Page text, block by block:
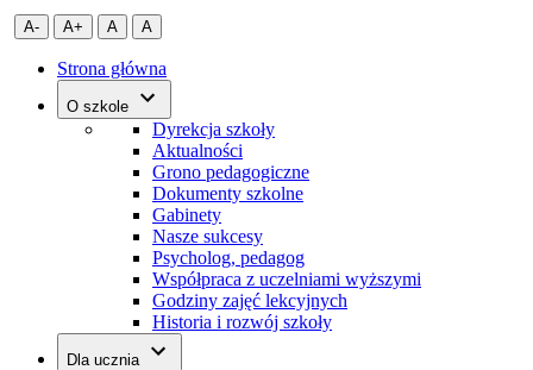
A- A+ A A
Strona główna
O szkole
Dyrekcja szkoły
Aktualności
Grono pedagogiczne
Dokumenty szkolne
Gabinety
Nasze sukcesy
Psycholog, pedagog
Współpraca z uczelniami wyższymi
Godziny zajęć lekcyjnych
Historia i rozwój szkoły
Dla ucznia